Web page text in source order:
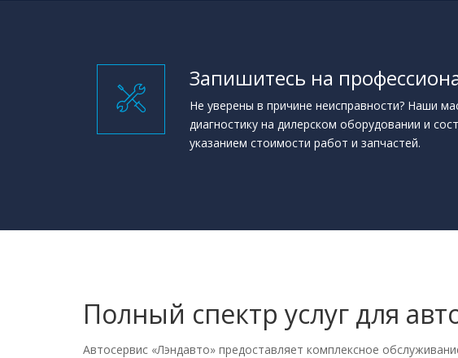
Запишитесь на
Не уверены в причине неисправности? Наши
диагностику на дилерском оборудовании и
указанием стоимости работ и запчастей.
Полный спектр услуг для
Автосервис «Лэндавто» предоставляет комплексное